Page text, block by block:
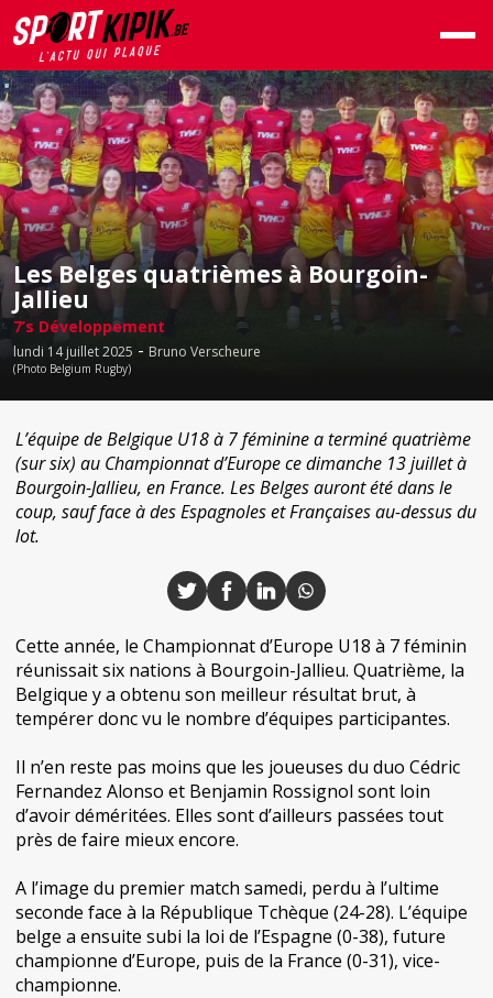
Les Belges quatrièmes à Bourgoin-
Jallieu
7’s Développement
lundi 14 juillet 2025 - Bruno Verscheure
(Photo Belgium Rugby)
L’équipe de Belgique U18 à 7 féminine a terminé quatrième
(sur six) au Championnat d’Europe ce dimanche 13 juillet à
Bourgoin-Jallieu, en France. Les Belges auront été dans le
coup, sauf face à des Espagnoles et Françaises au-dessus du
lot.
Cette année, le Championnat d’Europe U18 à 7 féminin
réunissait six nations à Bourgoin-Jallieu. Quatrième, la
Belgique y a obtenu son meilleur résultat brut, à
tempérer donc vu le nombre d’équipes participantes.
Il n’en reste pas moins que les joueuses du duo Cédric
Fernandez Alonso et Benjamin Rossignol sont loin
d’avoir déméritées. Elles sont d’ailleurs passées tout
près de faire mieux encore.
A l’image du premier match samedi, perdu à l’ultime
seconde face à la République Tchèque (24-28). L’équipe
belge a ensuite subi la loi de l’Espagne (0-38), future
championne d’Europe, puis de la France (0-31), vice-
championne.